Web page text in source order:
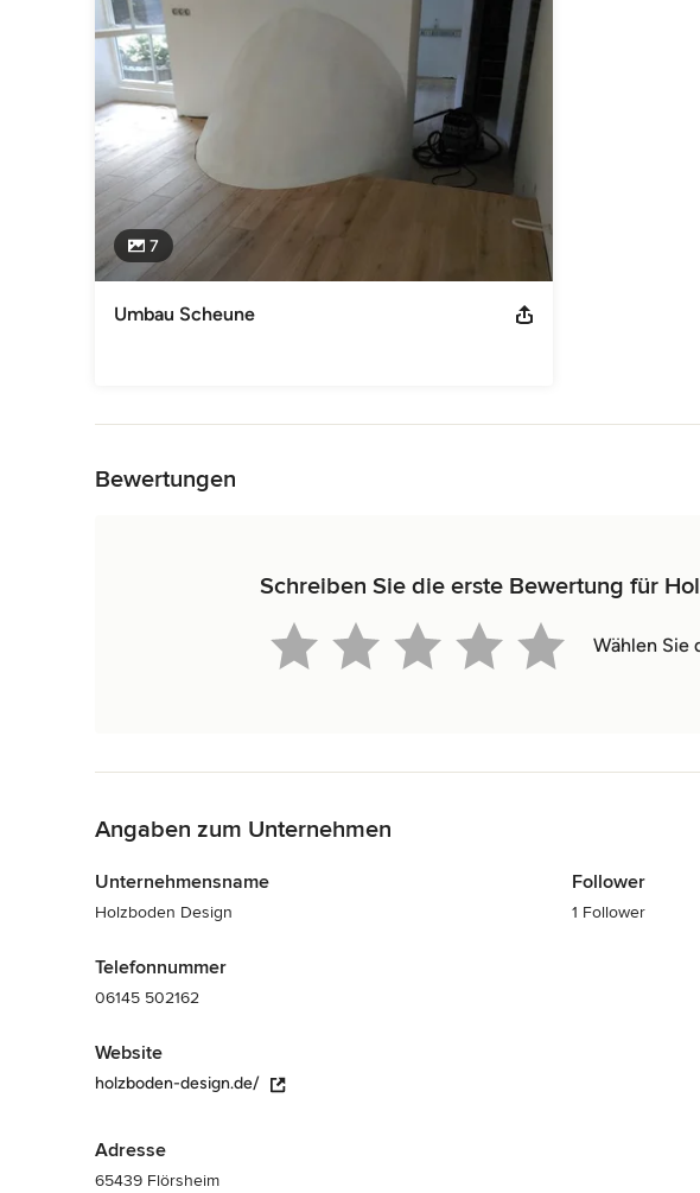
7
Umbau Scheune
Bewertungen
Schreiben Sie die erste Bewertung für
Wählen Sie
Angaben zum Unternehmen
Unternehmensname
Holzboden Design
Telefonnummer
06145 502162
Website
holzboden-design.de/
Adresse
65439 Flörsheim
Follower
1 Follower